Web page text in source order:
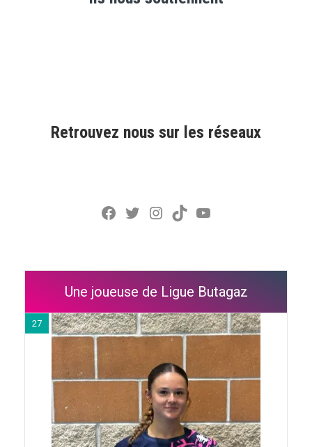
Retrouvez nous sur les réseaux
Facebook
Twitter
Instagram
TikTokYouTube
Une joueuse de Ligue Butagaz
27